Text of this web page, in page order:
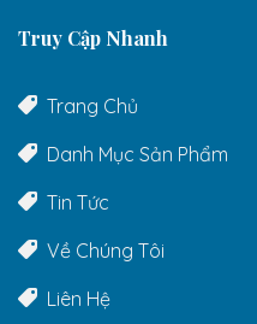
Truy Cập Nhanh
Trang Chủ
Danh Mục Sản Phẩm
Tin Tức
Về Chúng Tôi
Liên Hệ